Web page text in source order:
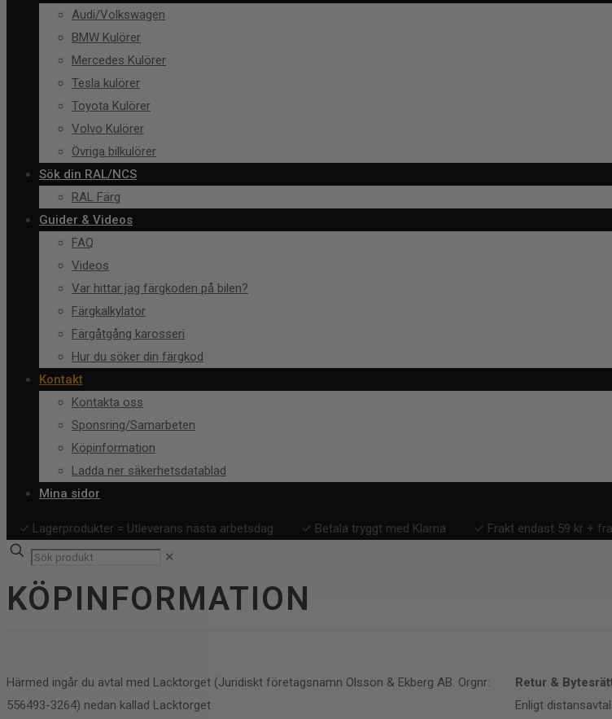
Audi/Volkswagen
BMW Kulörer
Mercedes Kulörer
Tesla kulörer
Toyota Kulörer
Volvo Kulörer
Övriga bilkulörer
Sök din RAL/NCS
RAL Färg
Guider & Videos
FAQ
Videos
Var hittar jag färgkoden på bilen?
Färgkalkylator
Färgåtgång karosseri
Hur du söker din färgkod
Kontakt
Kontakta oss
Sponsring/Samarbeten
Köpinformation
Ladda ner säkerhetsdatablad
Mina sidor
✓ Lagerprodukter = Utleverans nästa arbetsdag ✓ Betala tryggt med Klarna
✓ Frakt endast 59 kr +
✕
KÖPINFORMATION
Härmed ingår du avtal med Lacktorget (Juridiskt företagsnamn Olsson & Ekberg AB. Orgnr:
556493-3264) nedan kallad Lacktorget
Retur &
Enligt